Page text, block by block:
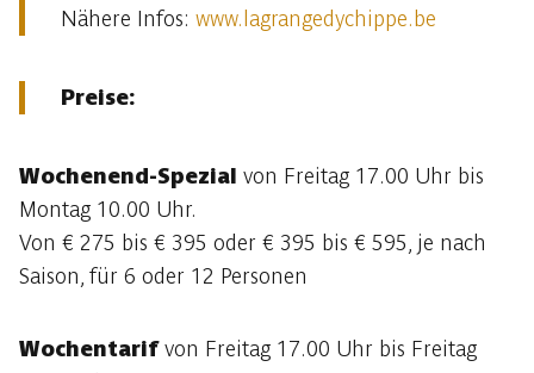
Nähere Infos: www.lagrangedychippe.be
Preise:
Wochenend-Spezial von Freitag 17.00 Uhr bis
Montag 10.00 Uhr.
Von € 275 bis € 395 oder € 395 bis € 595, je nach
Saison, für 6 oder 12 Personen
Wochentarifvon Freitag 17.00 Uhr bis Freitag